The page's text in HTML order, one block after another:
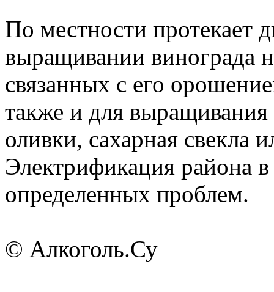
По местности протекает
выращивании винограда
связанных с его
также и для выращивания
оливки, сахарная свекла
Электрификация района
определенных проблем.
© Алкоголь.Су